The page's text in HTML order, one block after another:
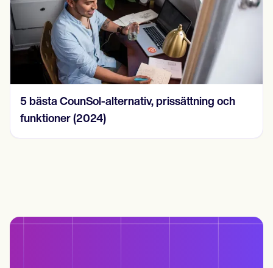
15 SOAP-anteckningssexempel 2024